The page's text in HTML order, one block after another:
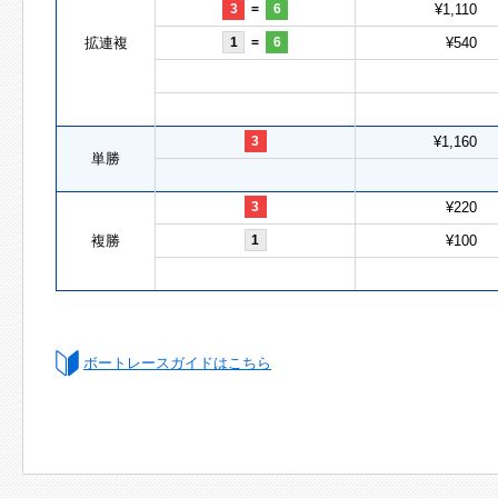
拡連複
3 = 6 ¥1,110
1 = 6 ¥540
単勝
3 ¥1,160
複勝
3 ¥220
1 ¥100
ボートレースガイドはこちら